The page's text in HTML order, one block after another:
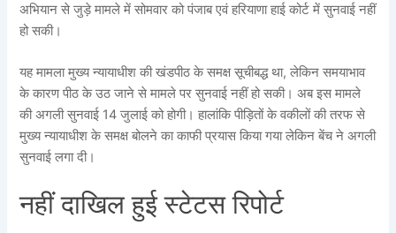
अभियान से जुड़े मामले में सोमवार को पंजाब एवं हरियाणा हाई कोर्ट में सुनवाई नहीं
हो सकी।
यह मामला मुख्य न्यायाधीश की खंडपीठ के समक्ष सूचीबद्ध था, लेकिन समयाभाव
के कारण पीठ के उठ जाने से मामले पर सुनवाई नहीं हो सकी। अब इस मामले
की अगली सुनवाई 14 जुलाई को होगी। हालांकि पीड़ितों के वकीलों की तरफ से
मुख्य न्यायाधीश के समक्ष बोलने का काफी प्रयास किया गया लेकिन बेंच ने अगली
सुनवाई लगा दी।
नहीं दाखिल हुई स्टेटस रिपोर्ट